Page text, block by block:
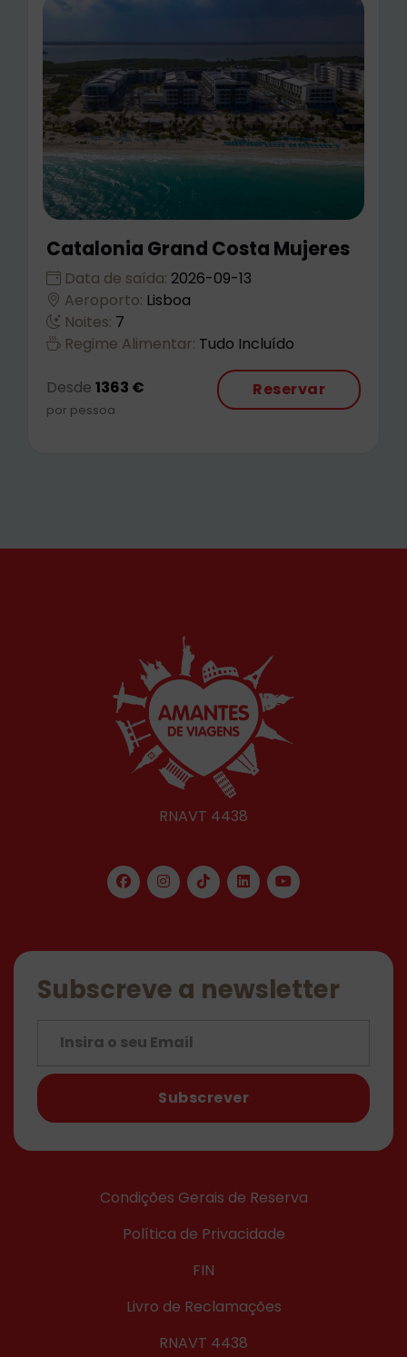
Catalonia Grand Costa Mujeres
Data de saída: 2026-09-13
Aeroporto: Lisboa
Noites: 7
Regime Alimentar: Tudo Incluído
Desde 1363 €
por pessoa
Reservar
RNAVT 4438
Subscreve a newsletter
Subscrever
Condições Gerais de Reserva
Política de Privacidade
FIN
Livro de Reclamações
RNAVT 4438